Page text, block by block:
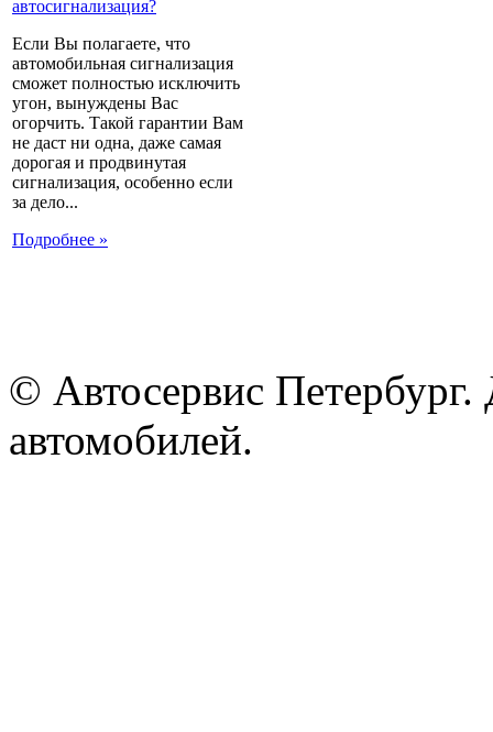
Если Вы полагаете, что
автомобильная сигнализация
сможет полностью исключить
угон, вынуждены Вас
огорчить. Такой гарантии Вам
не даст ни одна, даже самая
дорогая и продвинутая
сигнализация, особенно если
за дело...
Подробнее »
© Автосервис
автомобилей.